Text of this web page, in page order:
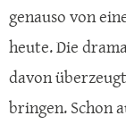
genauso von
heute. Die
davon
bringen. Schon